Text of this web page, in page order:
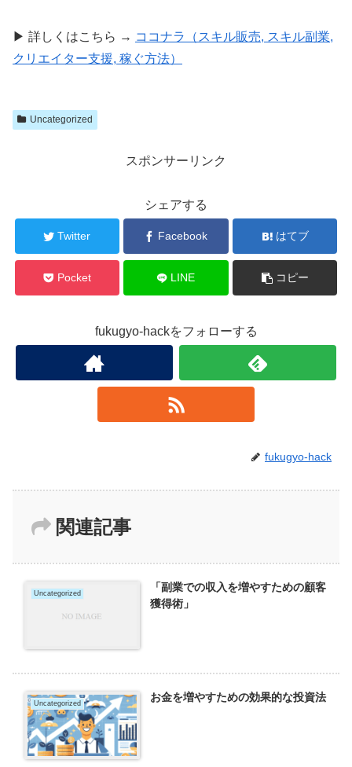
▶ 詳しくはこちら → ココナラ（スキル販売, スキル副業,
クリエイター支援, 稼ぐ方法）
Uncategorized
スポンサーリンク
シェアする
Twitter Facebook はてブ
Pocket LINE コピー
fukugyo-hackをフォローする
fukugyo-hack
関連記事
Uncategorized
「副業での収入を増やすための顧客
獲得術」
Uncategorized お金を増やすための効果的な投資法